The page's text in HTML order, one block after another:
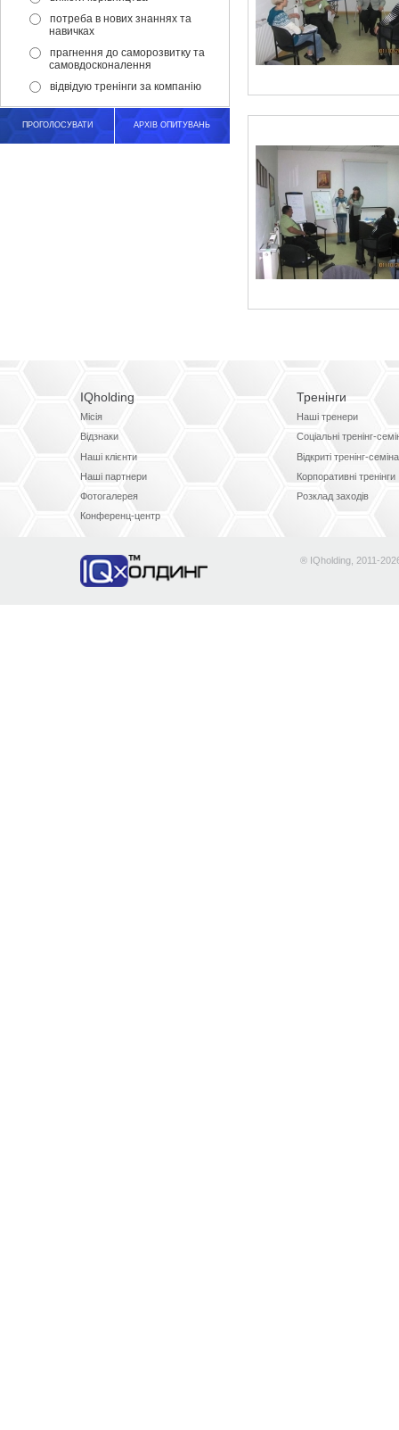
потреба в нових знаннях та
навичках
прагнення до саморозвитку та
самовдосконалення
відвідую тренінги за компанію
ПРОГОЛОСУВАТИ АРХІВ ОПИТУВАНЬ
IQholding
Місія
Відзнаки
Наші клієнти
Наші партнери
Фотогалерея
Конференц-центр
Тренінги
Наші тренери
Соціальні тренінг-
Відкриті тренінг-
Корпоративні тренінги
Розклад заходів
® IQholding, 2011-